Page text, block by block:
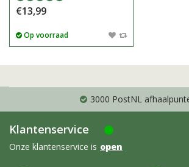
€13,99
Op voorraad
3000 PostNL
Klantenservice
Onze klantenservice is open